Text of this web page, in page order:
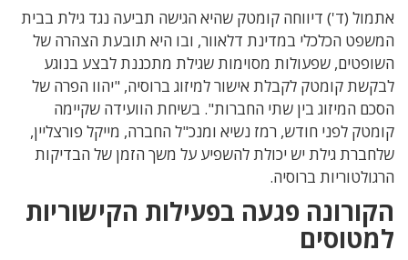
אתמול (ד') דיווחה קומטק שהיא הגישה תביעה נגד גילת בבית
המשפט הכלכלי במדינת דלאוור, ובו היא תובעת הצהרה של
השופטים, שפעולות מסוימות שגילת מתכננת לבצע בנוגע
לבקשת קומטק לקבלת אישור למיזוג ברוסיה, "יהוו הפרה של
הסכם המיזוג בין שתי החברות". בשיחת הוועידה שקיימה
קומטק לפני חודש, רמז נשיא ומנכ"ל החברה, מייקל פורצליין,
שלחברת גילת יש יכולת להשפיע על משך הזמן של הבדיקות
הרגולטוריות ברוסיה.
הקורונה פגעה בפעילות הקישוריות
למטוסים